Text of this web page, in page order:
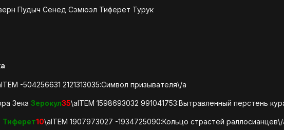
Пудыч Сенед Сэмюэл Тиферет Турук
-504256631 2121313035:Символ призывателя\/a
Зека Зерокул35\aITEM 1598693032 991041753:Вытравленный перстень
Тиферет10\aITEM 1907973027 -1934725090:Кольцо страстей раллосианцев\/